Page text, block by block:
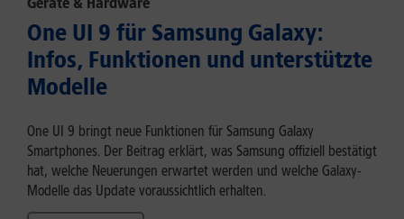
Geräte & Hardware
One UI 9 für Samsung Galaxy:
Infos, Funktionen und unterstützte
Modelle
One UI 9 bringt neue Funktionen für Samsung Galaxy
Smartphones. Der Beitrag erklärt, was Samsung offiziell bestätigt
hat, welche Neuerungen erwartet werden und welche Galaxy-
Modelle das Update voraussichtlich erhalten.